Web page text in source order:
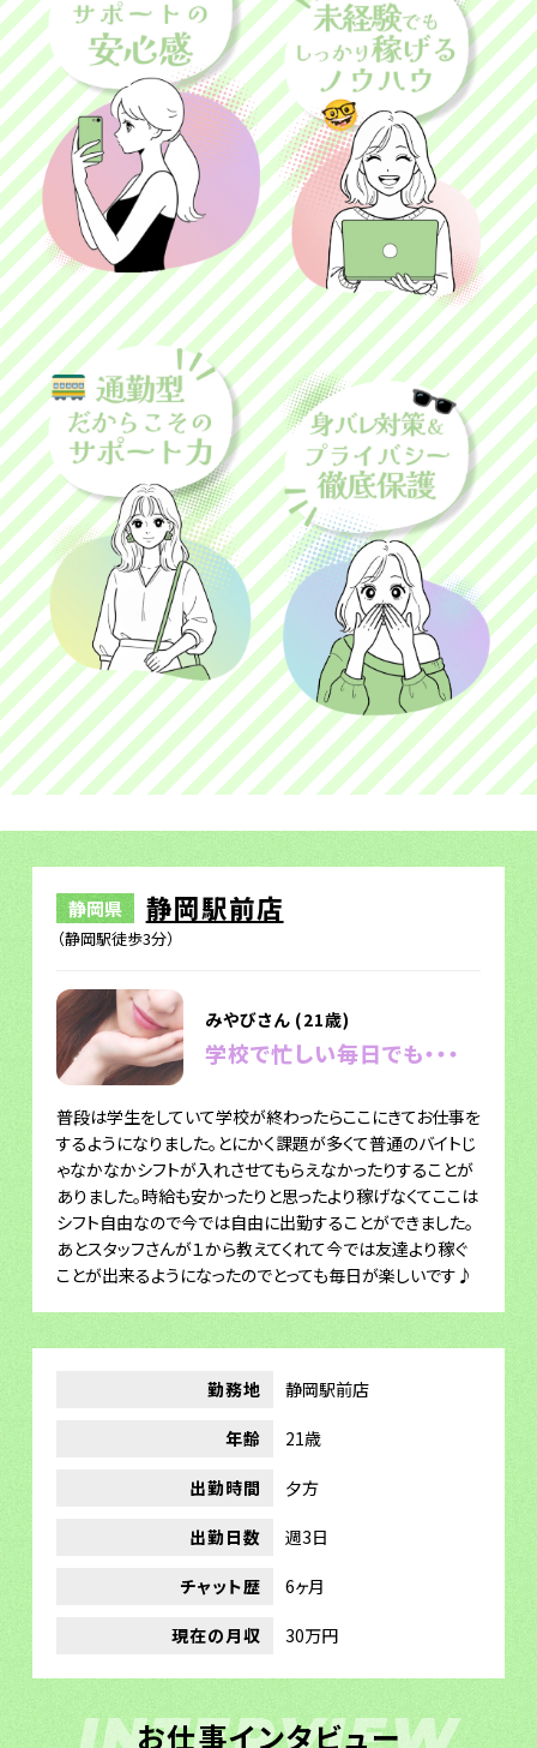
静岡県 静岡駅前店
（静岡駅徒歩3分）
みやびさん (21歳)
学校で忙しい毎日でも・・・
普段は学生をしていて学校が終わったらここにきてお仕事を
するようになりました。とにかく課題が多くて普通のバイトじ
ゃなかなかシフトが入れさせてもらえなかったりすることが
ありました。時給も安かったりと思ったより稼げなくてここは
シフト自由なので今では自由に出勤することができました。
あとスタッフさんが１から教えてくれて今では友達より稼ぐ
ことが出来るようになったのでとっても毎日が楽しいです♪
勤務地 静岡駅前店
年齢 21歳
出勤時間 夕方
出勤日数 週3日
チャット歴 6ヶ月
現在の月収 30万円
お仕事インタビュー